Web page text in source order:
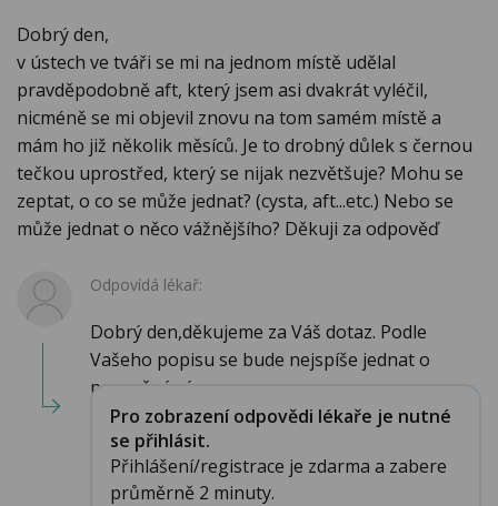
Dobrý den,
v ústech ve tváři se mi na jednom místě udělal
pravděpodobně aft, který jsem asi dvakrát vyléčil,
nicméně se mi objevil znovu na tom samém místě a
mám ho již několik měsíců. Je to drobný důlek s černou
tečkou uprostřed, který se nijak nezvětšuje? Mohu se
zeptat, o co se může jednat? (cysta, aft...etc.) Nebo se
může jednat o něco vážnějšího? Děkuji za odpověď
Odpovídá lékař:
Dobrý den,děkujeme za Váš dotaz. Podle
Vašeho popisu se bude nejspíše jednat o
poraněný vý...
Pro zobrazení odpovědi lékaře je nutné
se přihlásit.
Přihlášení/registrace je zdarma a zabere
průměrně 2 minuty.